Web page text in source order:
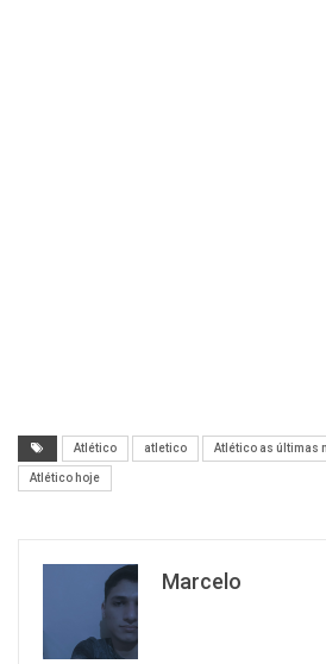
Atlético atletico Atlético as últimas
Atlético hoje
Marcelo